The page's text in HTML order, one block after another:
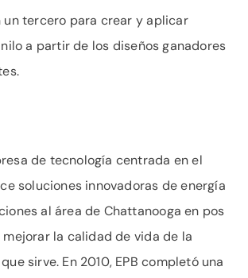
un tercero para crear y aplicar
a partir de los diseños ganadores
de tecnología centrada en el
soluciones innovadoras de energía
al área de Chattanooga en pos
la calidad de vida de la
sirve. En 2010, EPB completó una